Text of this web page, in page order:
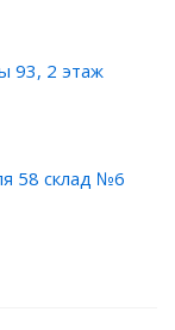
93, 2 этаж
58 склад №6